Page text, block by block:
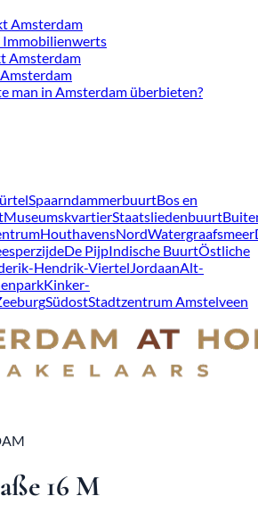
Amsterdam
Immobilienwerts
Amsterdam
man in Amsterdam überbieten?
SpaarndammerbuurtBos en
MuseumskvartierStaatsliedenbuurt
HouthavensNordWatergraafsmeer
De PijpIndische BuurtÖstliche
Hendrik-ViertelJordaanAlt-
Kinker-
SüdostStadtzentrum Amstelveen
16 M